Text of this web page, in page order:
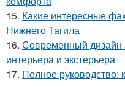
15. Какие интересные
Нижнего Тагила
16. Современный дизайн
интерьера и экстерьера
17. Полное руководство: